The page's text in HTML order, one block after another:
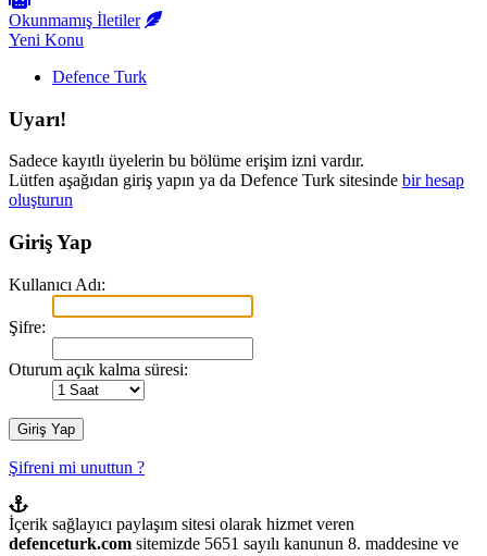
Okunmamış İletiler
Yeni Konu
Defence Turk
Uyarı!
Sadece kayıtlı üyelerin bu bölüme erişim izni vardır.
Lütfen aşağıdan giriş yapın ya da Defence Turk sitesinde bir hesap
oluşturun
Giriş Yap
Kullanıcı Adı:
Şifre:
Oturum açık kalma süresi:
Şifreni mi unuttun ?
İçerik sağlayıcı paylaşım sitesi olarak hizmet veren
defenceturk.com sitemizde 5651 sayılı kanunun 8. maddesine ve